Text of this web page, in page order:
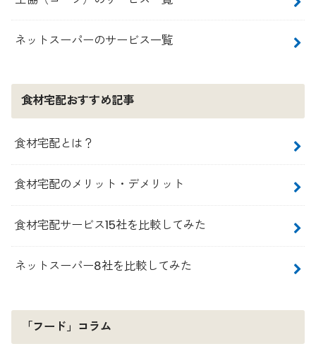
ネットスーパーのサービス一覧
食材宅配おすすめ記事
食材宅配とは？
食材宅配のメリット・デメリット
食材宅配サービス15社を比較してみた
ネットスーパー8社を比較してみた
「フード」コラム